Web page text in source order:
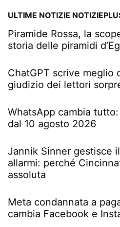
ULTIME NOTIZIE
Piramide Rossa, la
storia delle piramidi
ChatGPT scrive meglio
giudizio dei lettori
WhatsApp cambia
dal 10 agosto 2026
Jannik Sinner gestisce
allarmi: perché
assoluta
Meta condannata a
cambia Facebook e